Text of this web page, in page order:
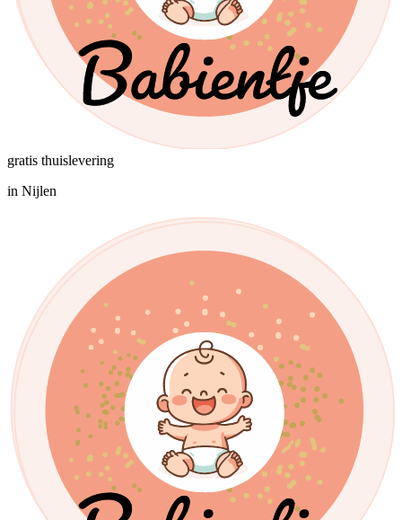
gratis thuislevering
in Nijlen